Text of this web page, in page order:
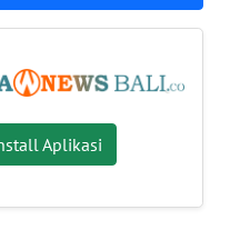
Aplikasi